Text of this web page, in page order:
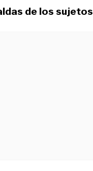
de los sujetos